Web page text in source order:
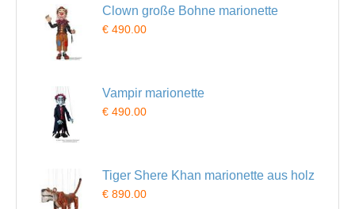
Clown große Bohne marionette
€ 490.00
Vampir marionette
€ 490.00
Tiger Shere Khan marionette aus holz
€ 890.00